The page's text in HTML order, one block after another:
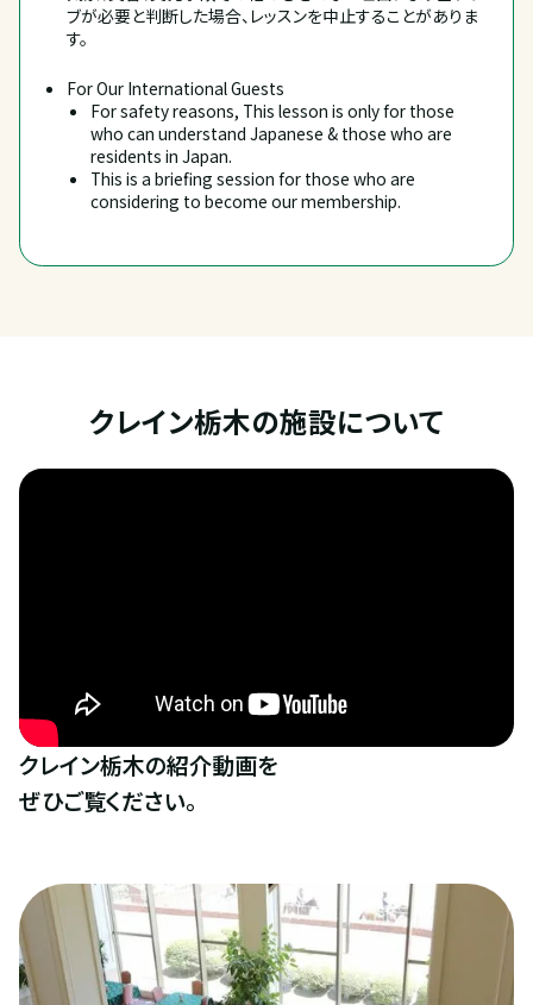
ブが必要と判断した場合、レッスンを中止することがありま
す。
For Our International Guests
For safety reasons, This lesson is only for those
who can understand Japanese & those who are
residents in Japan.
This is a briefing session for those who are
considering to become our membership.
クレイン栃木の施設について
クレイン栃木の紹介動画を
ぜひご覧ください。